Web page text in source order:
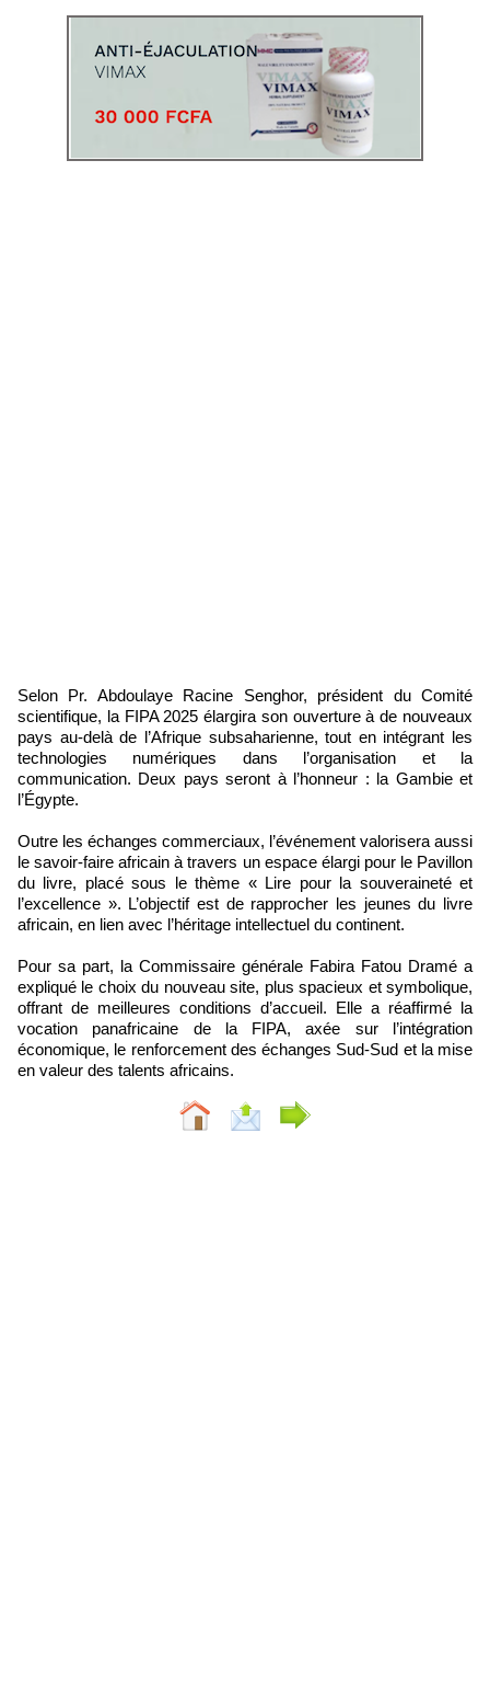
Selon Pr. Abdoulaye Racine Senghor, président du Comité
scientifique, la FIPA 2025 élargira son ouverture à de nouveaux
pays au-delà de l’Afrique subsaharienne, tout en intégrant les
technologies numériques dans l’organisation et la
communication. Deux pays seront à l’honneur : la Gambie et
l’Égypte.
Outre les échanges commerciaux, l’événement valorisera aussi
le savoir-faire africain à travers un espace élargi pour le Pavillon
du livre, placé sous le thème « Lire pour la souveraineté et
l’excellence ». L’objectif est de rapprocher les jeunes du livre
africain, en lien avec l’héritage intellectuel du continent.
Pour sa part, la Commissaire générale Fabira Fatou Dramé a
expliqué le choix du nouveau site, plus spacieux et symbolique,
offrant de meilleures conditions d’accueil. Elle a réaffirmé la
vocation panafricaine de la FIPA, axée sur l’intégration
économique, le renforcement des échanges Sud-Sud et la mise
en valeur des talents africains.